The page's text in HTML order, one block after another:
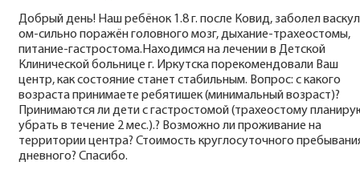
Добрый день! Наш ребёнок 1.8 г. после Ковид, заболел
ом-сильно поражён головного мозг, дыхание-трахеостомы,
питание-гастростома.Находимся на лечении в Детской
Клинической больнице г. Иркутска порекомендовали Ваш
центр, как состояние станет стабильным. Вопрос: с какого
возраста принимаете ребятишек (минимальный возраст)?
Принимаются ли дети с гастростомой (трахеостому
убрать в течение 2 мес.).? Возможно ли проживание на
территории центра? Стоимость круглосуточного
дневного? Спасибо.